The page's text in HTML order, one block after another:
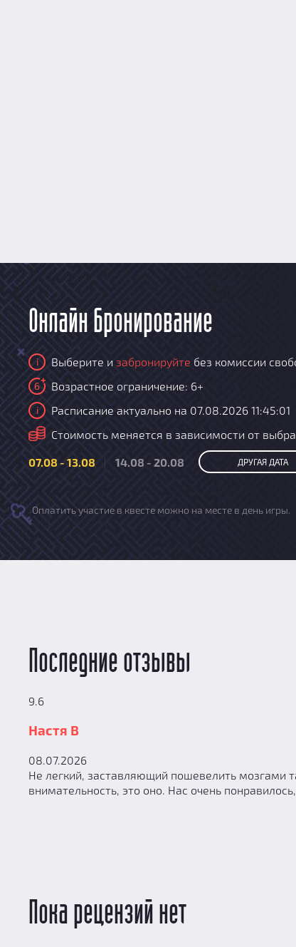
Онлайн бронирование
i Выберите и забронируйте без комиссии
6 Возрастное ограничение: 6+
i Расписание актуально на 07.08.2026 11:45:01
i Стоимость меняется в зависимости от
07.08 - 13.08 14.08 - 20.08 ДРУГАЯ ДАТА
Оплатить участие в квесте можно на месте в день игры.
Последние отзывы
9.6
Настя В
08.07.2026
Не легкий, заставляющий пошевелить мозгами
внимательность, это оно. Нас очень
Пока рецензий нет